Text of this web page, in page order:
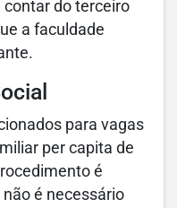
contar do terceiro
a faculdade
para vagas
per capita de
é
é necessário